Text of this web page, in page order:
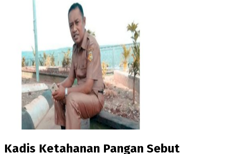
Kadis Ketahanan Pangan Sebut